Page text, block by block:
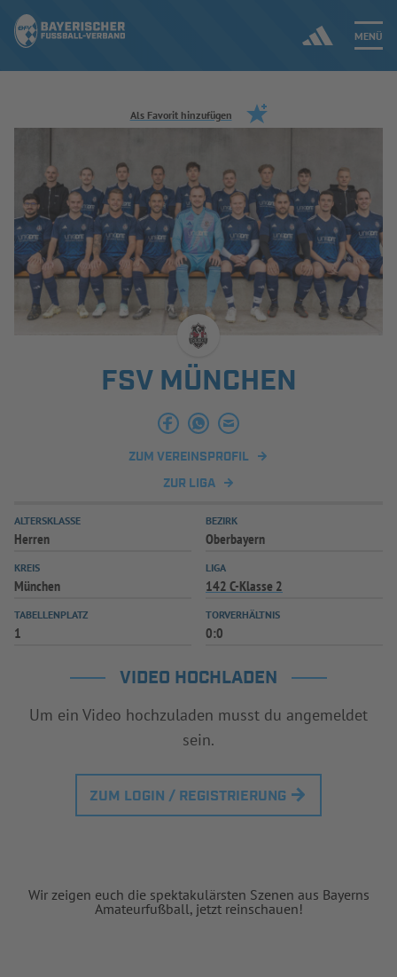
MENÜ
Jetzt einloggen
ERGEBNISSE & WETTBEWERBE
NEUIGKEITEN
SPIELBETRIEB & VERBANDSLEBEN
AUSBILDUNG & FÖRDERUNG
INFOTHEK SPIELPLUS
Als Favorit hinzufügen
FSV MÜNCHEN
ZUM VEREINSPROFIL
ZUR LIGA
ALTERSKLASSE
Herren
BEZIRK
Oberbayern
KREIS
München
LIGA
142 C-Klasse 2
TABELLENPLATZ
1
TORVERHÄLTNIS
0:0
VIDEO HOCHLADEN
Um ein Video hochzuladen musst du angemeldet
sein.
ZUM LOGIN / REGISTRIERUNG
Wir zeigen euch die spektakulärsten Szenen aus Bayerns
Amateurfußball, jetzt reinschauen!